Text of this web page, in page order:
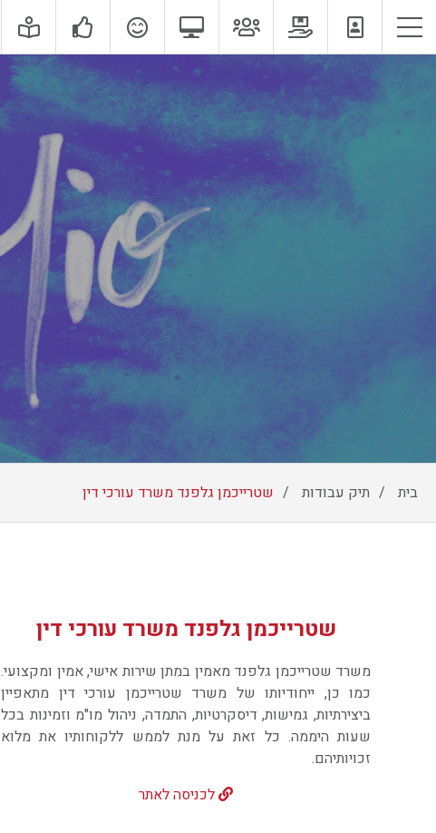
שירותים
כדאי לדעת
מרכזי
בית תיק עבודות שטרייכמן גלפנד משרד עורכי דין
שטרייכמן גלפנד משרד עורכי דין
משרד שטרייכמן גלפנד מאמין במתן שירות אישי, אמין ומקצועי.
כמו כן, ייחודיותו של משרד שטרייכמן עורכי דין מתאפיין
ביצירתיות, גמישות, דיסקרטיות, התמדה, ניהול מו"מ וזמינות בכל
שעות היממה. כל זאת על מנת לממש ללקוחותיו את מלוא
זכויותיהם.
לכניסה לאתר